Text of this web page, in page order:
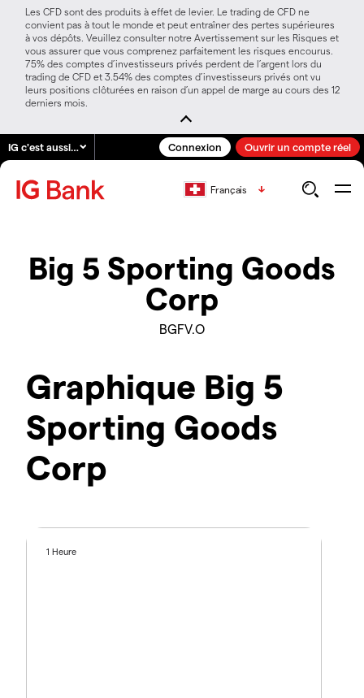
Les CFD sont des produits à effet de levier. Le trading de CFD ne
convient pas à tout le monde et peut entraîner des pertes supérieures
à vos dépôts. Veuillez consulter notre Avertissement sur les Risques et
vous assurer que vous comprenez parfaitement les risques encourus.
75% des comptes d’investisseurs privés perdent de l’argent lors du
trading de CFD et 3.54% des comptes d’investisseurs privés ont vu
leurs positions clôturées en raison d’un appel de marge au cours des 12
derniers mois.
IG c'est aussi… Connexion Ouvrir un compte réel
Français
Big 5 Sporting Goods
Corp
BGFV.O
Graphique Big 5
Sporting Goods
Corp
1 Heure